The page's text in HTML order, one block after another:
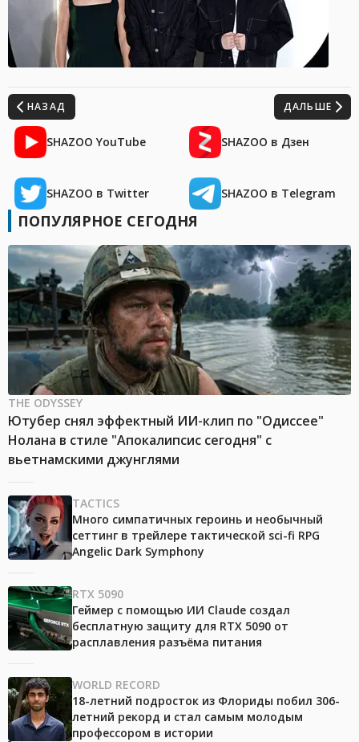
НАЗАД ДАЛЬШЕ
SHAZOO YouTube SHAZOO в Дзен
SHAZOO в Twitter SHAZOO в Telegram
ПОПУЛЯРНОЕ СЕГОДНЯ
THE ODYSSEY
Ютубер снял эффектный ИИ-клип по "Одиссее"
Нолана в стиле "Апокалипсис сегодня" с
вьетнамскими джунглями
TACTICS
Много симпатичных героинь и необычный
сеттинг в трейлере тактической sci-fi RPG
Angelic Dark Symphony
RTX 5090
Геймер с помощью ИИ Claude создал
бесплатную защиту для RTX 5090 от
расплавления разъёма питания
WORLD RECORD
18-летний подросток из Флориды побил 306-
летний рекорд и стал самым молодым
профессором в истории